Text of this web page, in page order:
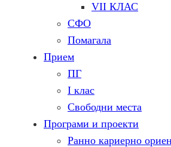
VII КЛАС
СФО
Помагала
Прием
ПГ
I клас
Свободни места
Програми и проекти
Ранно кариерно